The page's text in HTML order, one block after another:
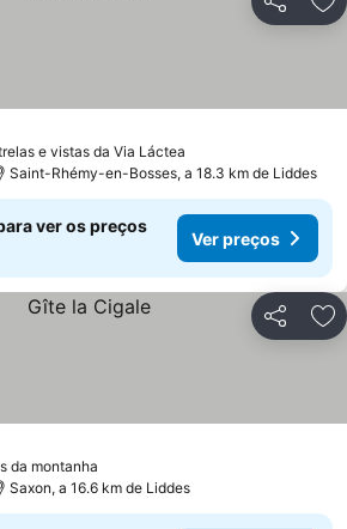
Partilhar
e vistas da Via Láctea
Saint-Rhémy-en-Bosses, a 18.3 km de Liddes
ver os preços
Ver preços
Partilhar
da montanha
Saxon, a 16.6 km de Liddes